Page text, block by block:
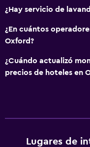
¿Hay servicio de
¿En cuántos
Oxford?
¿Cuándo actualizó
precios de hoteles en
Lugares de